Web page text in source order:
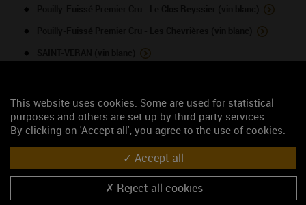
NOUS CONTACTER
Domaine Cornin Vincent
54 chemin des petites bruyères
71960 FUISSE
Monsieur Cornin Vincent
This website uses cookies. Some are used for statistical
purposes and others are set up by third party services.
By clicking on 'Accept all', you agree to the use of cookies.
Accept all
Reject all cookies